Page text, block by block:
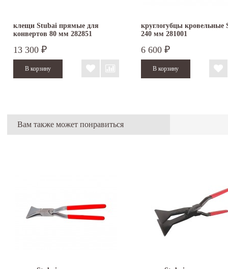
клещи Stubai прямые для
конвертов 80 мм 282851
13 300 ₽
круглогубцы кровельные
240 мм 281001
6 600 ₽
Вам также может понравиться